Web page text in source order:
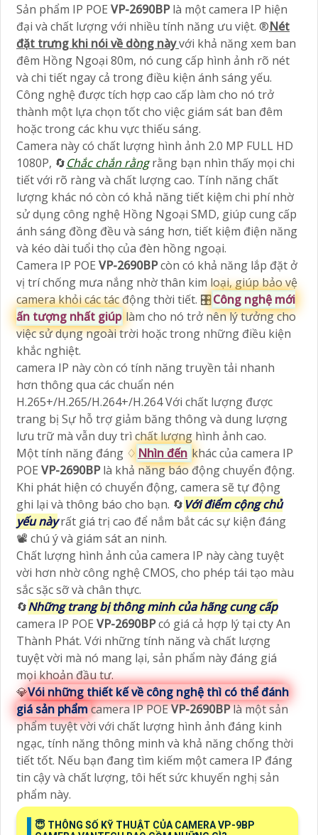
Sản phẩm IP POE VP-2690BPlà một camera IP hiện
đại và chất lượng với nhiều tính năng ưu việt. ®️Nét
đặt trưng khi nói về dòng nàyvới khả năng xem ban
đêm Hồng Ngoại 80m, nó cung cấp hình ảnh rõ nét
và chi tiết ngay cả trong điều kiện ánh sáng yếu.
Công nghệ được tích hợp cao cấp làm cho nó trở
thành một lựa chọn tốt cho việc giám sát ban đêm
hoặc trong các khu vực thiếu sáng.
Camera này có chất lượng hình ảnh 2.0 MP FULL HD
1080P, 🔄Chắc chắn rằngrằng bạn nhìn thấy mọi chi
tiết với rõ ràng và chất lượng cao. Tính năng chất
lượng khác nó còn có khả năng tiết kiệm chi phí nhờ
sử dụng công nghệ Hồng Ngoại SMD, giúp cung cấp
ánh sáng đồng đều và sáng hơn, tiết kiệm điện năng
và kéo dài tuổi thọ của đèn hồng ngoại.
Camera IP POE VP-2690BPcòn có khả năng lắp đặt ở
vị trí chống mưa nắng nhờ thân kim loại, giúp bảo vệ
camera khỏi các tác động thời tiết. 🎛Công nghệ mới
ấn tượng nhất giúp làm cho nó trở nên lý tưởng cho
việc sử dụng ngoài trời hoặc trong những điều kiện
khắc nghiệt.
camera IP này còn có tính năng truyền tải nhanh
hơn thông qua các chuẩn nén
H.265+/H.265/H.264+/H.264 Với chất lượng được
trang bị Sự hỗ trợ giảm băng thông và dung lượng
lưu trữ mà vẫn duy trì chất lượng hình ảnh cao.
Một tính năng đáng ♢ Nhìn đến khác của camera IP
POE VP-2690BPlà khả năng báo động chuyển động.
Khi phát hiện có chuyển động, camera sẽ tự động
ghi lại và thông báo cho bạn. 🔄Với điểm cộng chủ
yếu nàyrất giá trị cao để nắm bắt các sự kiện đáng
📽 chú ý và giám sát an ninh.
Chất lượng hình ảnh của camera IP này càng tuyệt
vời hơn nhờ công nghệ CMOS, cho phép tái tạo màu
sắc sặc sỡ và chân thực.
🔄Những trang bị thông minh của hãng cung cấp
camera IP POE VP-2690BPcó giá cả hợp lý tại cty An
Thành Phát. Với những tính năng và chất lượng
tuyệt vời mà nó mang lại, sản phẩm này đáng giá
mọi khoản đầu tư.
💎Vói những thiết kế về công nghệ thì có thể đánh
giá sản phẩmcamera IP POEVP-2690BPlà một sản
phẩm tuyệt vời với chất lượng hình ảnh đáng kinh
ngạc, tính năng thông minh và khả năng chống thời
tiết tốt. Nếu bạn đang tìm kiếm một camera IP đáng
tin cậy và chất lượng, tôi hết sức khuyến nghị sản
phẩm này.
😇 THÔNG SỐ KỸ THUẬT CỦA CAMERA VP-9BP